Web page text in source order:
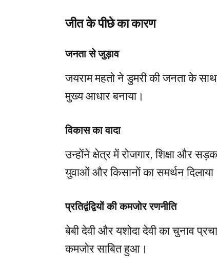
जीत के पीछे का कारण
जनता से जुड़ाव
जयराम महतो ने डुमरी की जनता के साथ
मुख्य आधार बनाया।
विकास का वादा
उन्होंने क्षेत्र में रोजगार, शिक्षा और
युवाओं और किसानों का समर्थन
प्रतिद्वंद्वियों की कमजोर रणनीति
बेबी देवी और यशोदा देवी का चुनाव
कमजोर साबित हुआ।